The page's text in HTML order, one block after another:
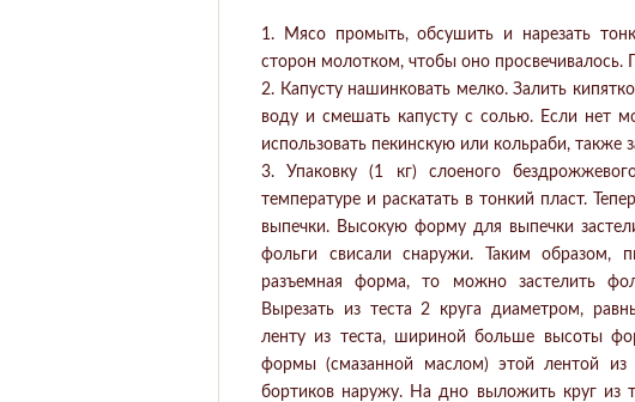
1. Мясо промыть, обсушить и нарезать
сторон молотком, чтобы оно
2. Капусту нашинковать мелко. Залить
воду и смешать капусту с солью. Если нет
использовать пекинскую или кольраби, также
3. Упаковку (1 кг) слоеного
температуре и раскатать в тонкий пласт.
выпечки. Высокую форму для выпечки
фольги свисали снаружи. Таким образом,
разъемная форма, то можно застелить
Вырезать из теста 2 круга диаметром,
ленту из теста, шириной больше высоты
формы (смазанной маслом) этой лентой из
бортиков наружу. На дно выложить круг из